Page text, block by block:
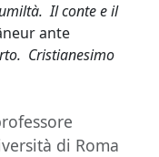
Il conte e il
ante
Cristianesimo
di Roma